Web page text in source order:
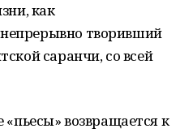
как
творивший
саранчи, со всей
возвращается к